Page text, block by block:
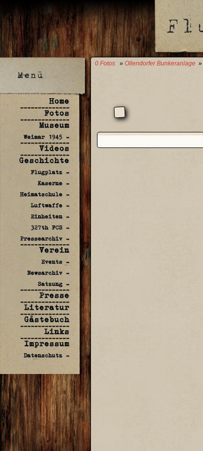
Home
--------------
Fotos
--------------
Museum
Weimar 1945 -
--------------
Videos
--------------
Geschichte
Flugplatz -
Kaserne -
Heimatschule -
Luftwaffe -
Einheiten -
327th FCS -
Pressearchiv -
--------------
Verein
Events -
Newsarchiv -
Satzung -
--------------
Presse
--------------
Literatur
--------------
Gästebuch
--------------
Links
--------------
Impressum
Datenschutz -
0 Fotos » Ollendorfer Bunkeranlage »